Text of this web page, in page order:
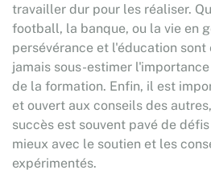
travailler dur pour les réaliser.
football, la banque, ou la vie en
persévérance et l'éducation
jamais sous-estimer
de la formation. Enfin, il est
et ouvert aux conseils des
succès est souvent pavé de
mieux avec le soutien et les
expérimentés.